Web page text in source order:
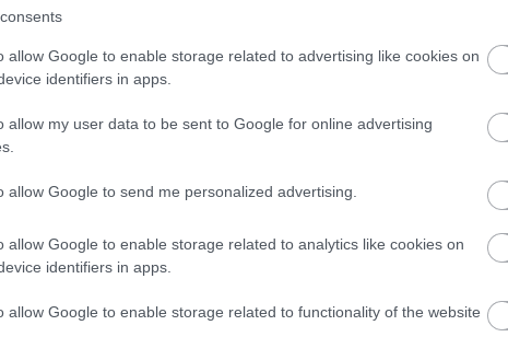
allow Google to enable storage related to advertising like cookies on
identifiers in apps.
allow my user data to be sent to Google for online advertising
allow Google to send me personalized advertising.
allow Google to enable storage related to analytics like cookies on
identifiers in apps.
allow Google to enable storage related to functionality of the website
Og hvem kjemper om den